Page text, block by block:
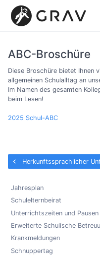
ABC-Broschüre
Diese Broschüre bietet Ihnen
allgemeinen Schulalltag an
Im Namen des gesamten
beim Lesen!
2025 Schul-ABC
Herkunftssprachlicher
Jahresplan
Schulelternbeirat
Unterrichtszeiten und Pausen
Erweiterte Schulische
Krankmeldungen
Schnuppertag